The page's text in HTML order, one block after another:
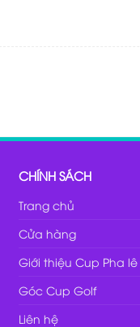
CHÍNH SÁCH
Trang chủ
Cửa hàng
Giới thiệu Cup Pha lê
Góc Cup Golf
Liên hệ